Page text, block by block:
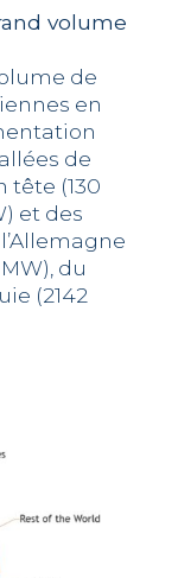
volume
de
en
de
tête (130
et des
du
(2142